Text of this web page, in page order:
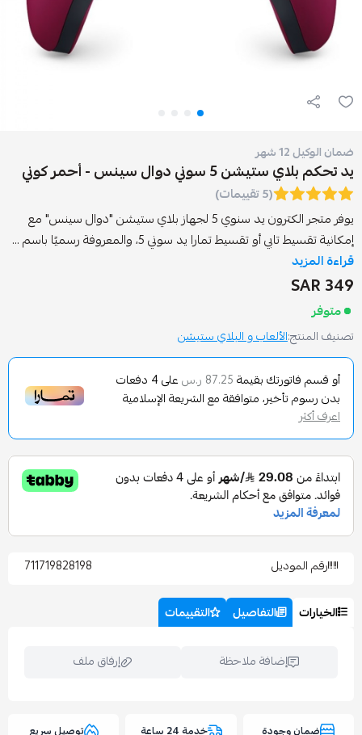
دوال سينس - أحمر كوني
(5 تقييمات)
يوفر متجر الكترون يد سنوي 5 لجهاز بلاي ستيشن "دوال سينس" مع
تقسيط تمارا يد سوني 5، والمعروفة رسميًا باسم ...
الألعاب و البلاي ستيشن
بقيمة 87.25 ر.س على4دفعات
متوافقة مع الشريعة الإسلامية
التفاصيل التقييمات
إضافة ملاحظة
خدمة 24 ساعة توصيل سريع